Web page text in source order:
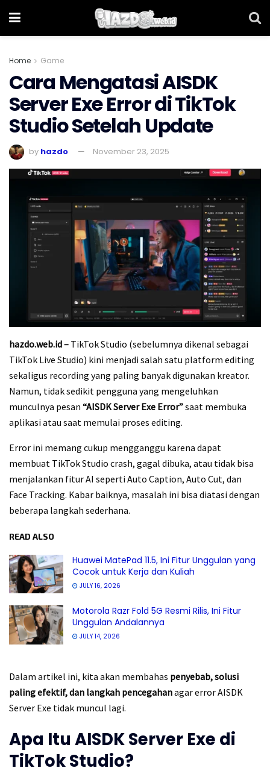
Home Game
Cara Mengatasi AISDK
Server Exe Error di TikTok
Studio Setelah Update
by hazdo November 23, 2025
hazdo.web.id – TikTok Studio (sebelumnya dikenal sebagai
TikTok Live Studio) kini menjadi salah satu platform editing
sekaligus recording yang paling banyak digunakan kreator.
Namun, tidak sedikit pengguna yang mengeluhkan
munculnya pesan “AISDK Server Exe Error”saat membuka
aplikasi atau saat memulai proses editing.
Error ini memang cukup mengganggu karena dapat
membuat TikTok Studio crash, gagal dibuka, atau tidak bisa
menjalankan fitur AI seperti Auto Caption, Auto Cut, dan
Face Tracking. Kabar baiknya, masalah ini bisa diatasi dengan
beberapa langkah sederhana.
READ ALSO
Huawei MatePad 11.5, Ini Fitur Unggulan yang
Cocok untuk Kerja dan Kuliah
JULY 16, 2026
Motorola Razr Fold 5G Resmi Rilis, Ini Fitur
Unggulan Andalannya
JULY 14, 2026
Dalam artikel ini, kita akan membahas penyebab, solusi
paling efektif, dan langkah pencegahanagar error AISDK
Server Exe tidak muncul lagi.
Apa Itu AISDK Server Exe di
TikTok Studio?